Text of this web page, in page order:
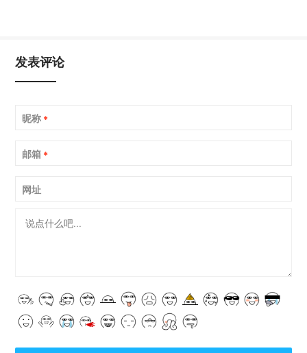
发表评论
昵称 *
邮箱 *
网址